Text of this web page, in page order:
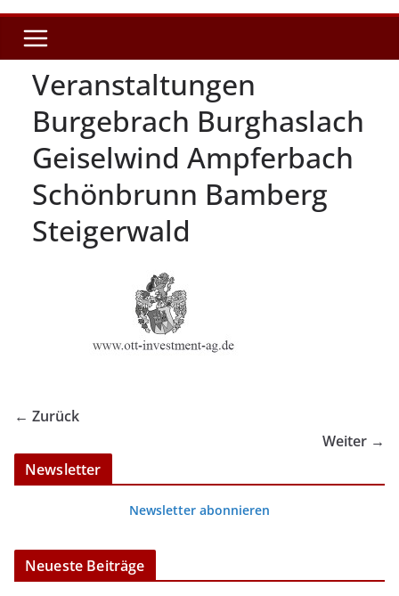
Veranstaltungen
Burgebrach Burghaslach
Geiselwind Ampferbach
Schönbrunn Bamberg
Steigerwald
← Zurück
Weiter →
Newsletter
Newsletter abonnieren
Neueste Beiträge